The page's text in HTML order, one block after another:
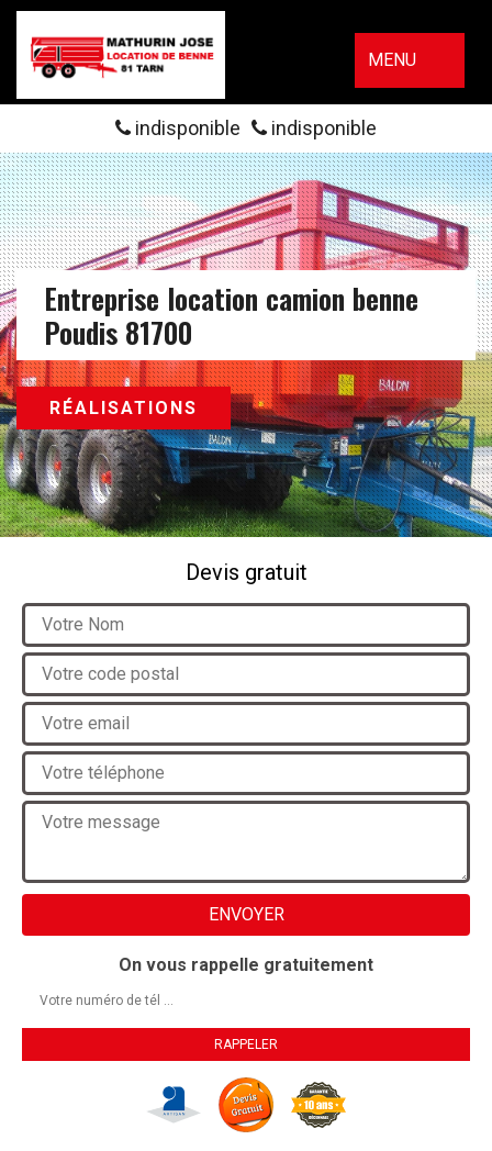
MENU
indisponible indisponible
Entreprise location camion benne
Poudis 81700
RÉALISATIONS
Devis gratuit
On vous rappelle gratuitement